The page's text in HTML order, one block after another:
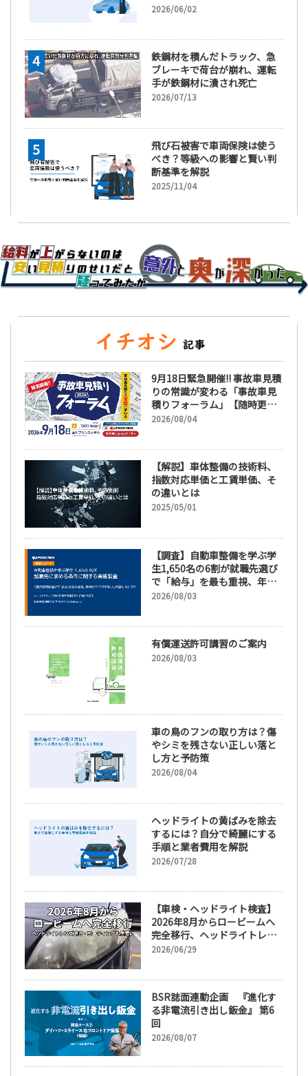
2026/06/02
鉄鋼材を積んだトラック、急
ブレーキで荷台が崩れ、運転
手が鉄鋼材に潰され死亡
2026/07/13
飛び石被害で車両保険は使う
べき？等級への影響と賢い判
断基準を解説
2025/11/04
9月18日緊急開催!! 事故車見積
りの常識が変わる「事故車見
積りフォーラム」【随時更
新】
2026/08/04
【解説】車体整備の技術料、
指数対応単価と工賃単価、そ
の違いとは
2025/05/01
【調査】自動車整備を学ぶ学
生1,650名の6割が就職先選び
で「給与」を最も重視、年間
休日「110日以上」希望も
2026/08/03
有償運送許可講習のご案内
2026/08/03
車の鳥のフンの取り方は？傷
やシミを残さない正しい落と
し方と予防策
2026/08/04
ヘッドライトの黄ばみを除去
するには？自分で綺麗にする
手順と業者費用を解説
2026/07/28
【車検・ヘッドライト検査】
2026年8月からロービームへ
完全移行、ヘッドライトレン
ズ磨き・コーティングも重要
2026/06/29
BSR誌面連動企画 『進化す
る非電流引き出し鈑金』 第6
回
2026/08/07